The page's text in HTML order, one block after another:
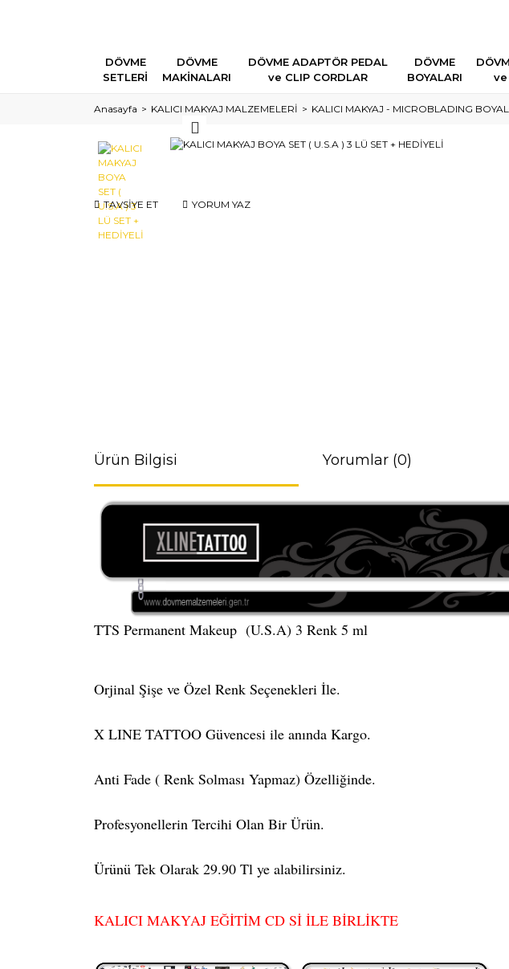
DÖVME
SETLERİ
DÖVME
MAKİNALARI
DÖVME ADAPTÖR PEDAL
ve CLIP CORDLAR
DÖVME
BOYALARI
ve
Anasayfa KALICI MAKYAJ MALZEMELERİ KALICI MAKYAJ - MICROBLADING
TAVSİYE ET YORUM YAZ
Ürün Bilgisi Yorumlar (0)
TTS Permanent Makeup (U.S.A) 3 Renk 5 ml
Orjinal Şişe ve Özel Renk Seçenekleri İle.
X LINE TATTOO Güvencesi ile anında Kargo.
Anti Fade ( Renk Solması Yapmaz) Özelliğinde.
Profesyonellerin Tercihi Olan Bir Ürün.
Ürünü Tek Olarak 29.90 Tl ye alabilirsiniz.
KALICI MAKYAJ EĞİTİM CD Sİ İLE BİRLİKTE